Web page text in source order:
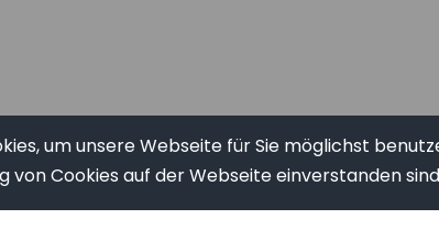
um unsere Webseite für Sie möglichst
von Cookies auf der Webseite einverstanden